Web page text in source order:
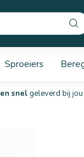
Sproeiers
en snelgeleverd bij